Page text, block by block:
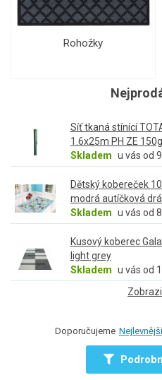
Rohožky
Síť tkaná stínící
1.6x25m PH ZE
Skladem u vás od
Dětský kobereček
modrá autíčková
Skladem u vás od
Kusový koberec
light grey
Skladem u vás od
Doporučujeme Nejlevnější